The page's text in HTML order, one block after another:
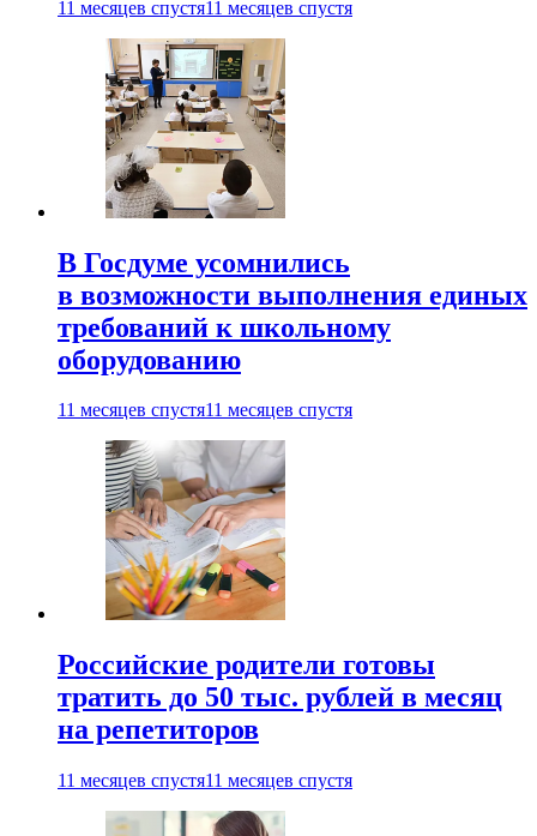
11 месяцев спустя11 месяцев спустя
В Госдуме усомнились
в возможности выполнения единых
требований к школьному
оборудованию
11 месяцев спустя11 месяцев спустя
Российские родители готовы
тратить до 50 тыс. рублей в месяц
на репетиторов
11 месяцев спустя11 месяцев спустя